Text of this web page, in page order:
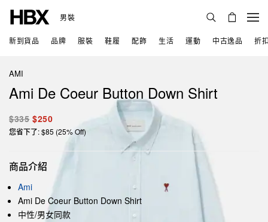
男裝
新到貨品 品牌 服裝 鞋履 配飾 生活 運動 中古逸品 折
AMI
Ami De Coeur Button Down Shirt
$335 $250
您省下了: $85 (25% Off)
商品介紹
Ami
Ami De Coeur Button Down Shirt
中性/男女同款